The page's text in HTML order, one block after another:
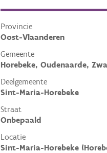
Provincie
Oost-Vlaanderen
Gemeente
Horebeke, Oudenaarde,
Deelgemeente
Sint-Maria-Horebeke
Straat
Onbepaald
Locatie
Sint-Maria-Horebeke